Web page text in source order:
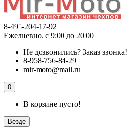
8-495-204-17-92
Ежедневно, с 9:00 до 20:00
Не дозвонились? Заказ звонка!
8-958-756-84-29
mir-moto@mail.ru
0
В корзине пусто!
Везде